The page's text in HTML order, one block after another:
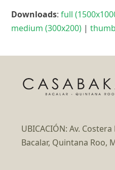
Downloads:full
medium (300x200) |
UBICACIÓN: Av.
Bacalar, Quintana Roo,